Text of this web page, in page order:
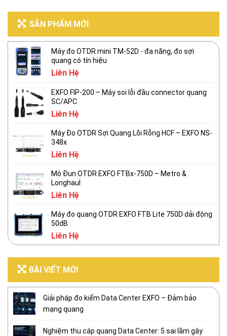
SẢN PHẨM MỚI
Máy đo OTDR mini TM-52D - đa năng, đo sợi
quang có tín hiệu
Liên Hệ
EXFO FIP-200 – Máy soi lỗi đầu connector quang
SC/APC
Liên Hệ
Máy Đo OTDR Sợi Quang Lõi Rỗng HCF – EXFO NS-
348x
Liên Hệ
Mô Đun OTDR EXFO FTBx-750D – Metro &
Longhaul
Liên Hệ
Máy đo quang OTDR EXFO FTB Lite 750D dải động
50dB
Liên Hệ
BÀI VIẾT MỚI
Giải pháp đo kiểm Data Center EXFO – Đảm bảo
mạng quang
Nghiệm thu cáp quang Data Center: 5 sai lầm gây